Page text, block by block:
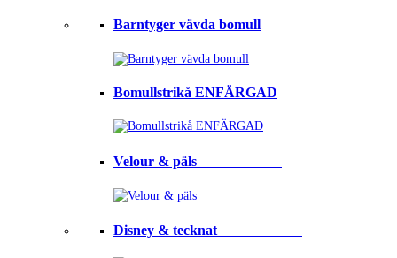
Barntyger vävda bomull
Bomullstrikå ENFÄRGAD
Velour & päls⠀⠀⠀⠀⠀⠀⠀⠀
Disney & tecknat⠀⠀⠀⠀⠀⠀⠀⠀